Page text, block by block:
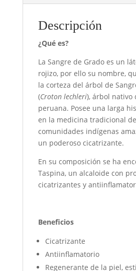
Descripción
¿Qué es?
La Sangre de Grado es un
rojizo, por ello su nombre,
la corteza del árbol de
(Croton lechleri), árbol nativo
peruana. Posee una larga
en la medicina tradicional
comunidades indígenas
un poderoso cicatrizante.
En su composición se ha
Taspina, un alcaloide con
cicatrizantes y
Beneficios
Cicatrizante
Antiinflamatorio
Regenerante de la piel,